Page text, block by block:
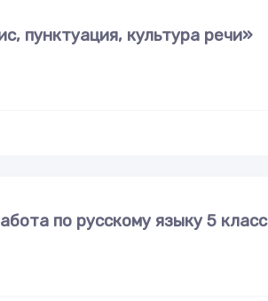
пунктуация, культура речи»
по русскому языку 5 класс